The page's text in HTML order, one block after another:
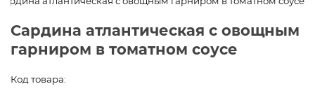
Сардина атлантическая с овощным
гарниром в томатном соусе
Код товара: